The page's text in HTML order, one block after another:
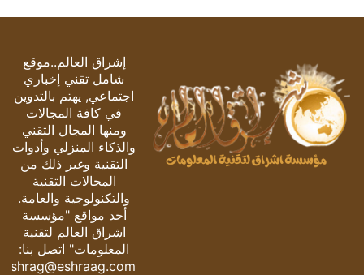
إشراق العالم..موقع
شامل تقني إخباري
اجتماعي, يهتم بالتدوين
في كافة المجالات
ومنها المجال التقني
والذكاء المنزلي وأدوات
التقنية وغير ذلك من
المجالات التقنية
والتكنولوجية والعامة.
أحد مواقع "مؤسسة
اشراق العالم لتقنية
المعلومات" اتصل بنا:
eshrag@eshraag.com